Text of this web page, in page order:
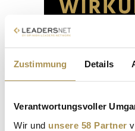
Zustimmung Details
Verantwortungsvoller
Wir und unsere 58 Partner